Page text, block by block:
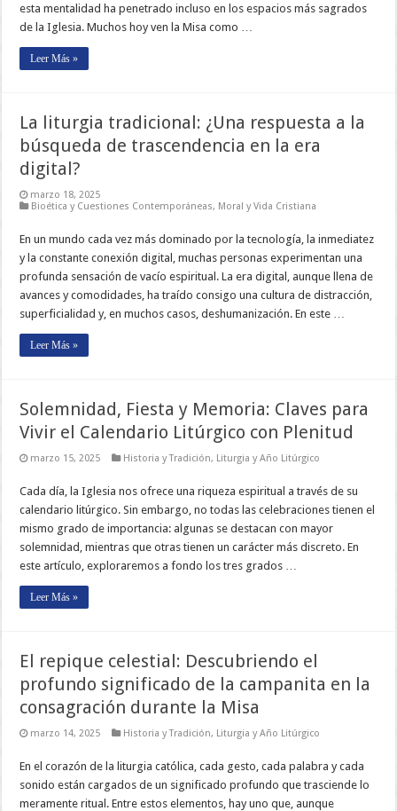
esta mentalidad ha penetrado incluso en los espacios más sagrados
de la Iglesia. Muchos hoy ven la Misa como …
Leer Más »
La liturgia tradicional: ¿Una respuesta a la
búsqueda de trascendencia en la era
digital?
marzo 18, 2025
Bioética y Cuestiones Contemporáneas, Moral y Vida Cristiana
En un mundo cada vez más dominado por la tecnología, la inmediatez
y la constante conexión digital, muchas personas experimentan una
profunda sensación de vacío espiritual. La era digital, aunque llena de
avances y comodidades, ha traído consigo una cultura de distracción,
superficialidad y, en muchos casos, deshumanización. En este …
Leer Más »
Solemnidad, Fiesta y Memoria: Claves para
Vivir el Calendario Litúrgico con Plenitud
marzo 15, 2025 Historia y Tradición, Liturgia y Año Litúrgico
Cada día, la Iglesia nos ofrece una riqueza espiritual a través de su
calendario litúrgico. Sin embargo, no todas las celebraciones tienen el
mismo grado de importancia: algunas se destacan con mayor
solemnidad, mientras que otras tienen un carácter más discreto. En
este artículo, exploraremos a fondo los tres grados …
Leer Más »
El repique celestial: Descubriendo el
profundo significado de la campanita en la
consagración durante la Misa
marzo 14, 2025 Historia y Tradición, Liturgia y Año Litúrgico
En el corazón de la liturgia católica, cada gesto, cada palabra y cada
sonido están cargados de un significado profundo que trasciende lo
meramente ritual. Entre estos elementos, hay uno que, aunque